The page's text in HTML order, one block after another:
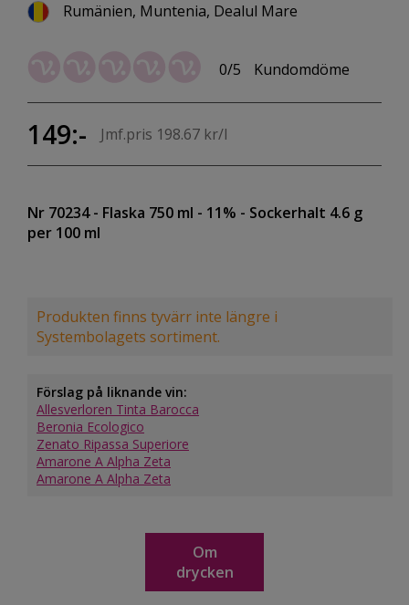
Rumänien, Muntenia, Dealul Mare
0/5 Kundomdöme
149:- Jmf.pris 198.67 kr/l
Nr 70234 - Flaska 750 ml - 11% - Sockerhalt 4.6 g
per 100 ml
Produkten finns tyvärr inte längre i
Systembolagets sortiment.
Förslag på liknande vin:
Allesverloren Tinta Barocca
Beronia Ecologico
Zenato Ripassa Superiore
Amarone A Alpha Zeta
Amarone A Alpha Zeta
Om
drycken